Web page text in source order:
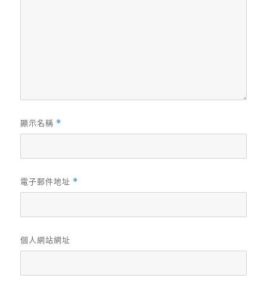
顯示名稱 *
電子郵件地址 *
個人網站網址